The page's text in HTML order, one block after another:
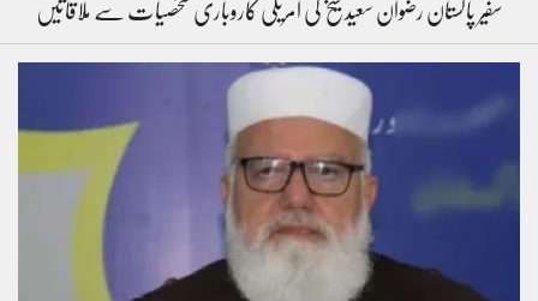
سفیر پاکستان رضوان سعید شیخ کی امریکی کاروباری شخصیات سے ملاقاتیں